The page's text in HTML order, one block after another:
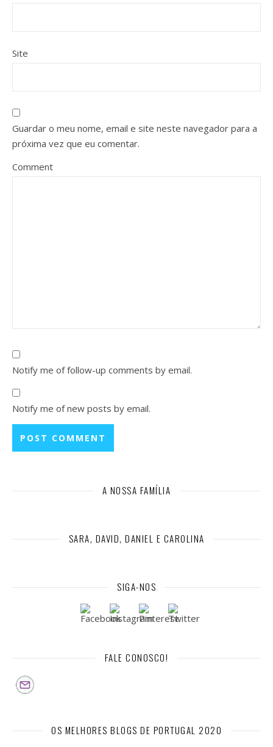
Site
Guardar o meu nome, email e site neste navegador para a
próxima vez que eu comentar.
Comment
Notify me of follow-up comments by email.
Notify me of new posts by email.
A NOSSA FAMÍLIA
SARA, DAVID, DANIEL E CAROLINA
SIGA-NOS
FALE CONOSCO!
OS MELHORES BLOGS DE PORTUGAL 2020